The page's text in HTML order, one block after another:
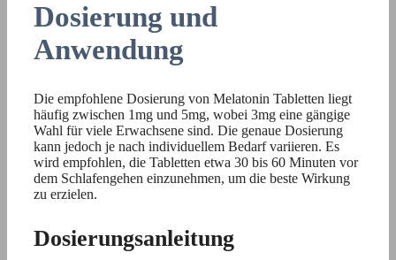
Dosierung und
Anwendung
Die empfohlene Dosierung von Melatonin Tabletten liegt
häufig zwischen 1mg und 5mg, wobei 3mg eine gängige
Wahl für viele Erwachsene sind. Die genaue Dosierung
kann jedoch je nach individuellem Bedarf variieren. Es
wird empfohlen, die Tabletten etwa 30 bis 60 Minuten vor
dem Schlafengehen einzunehmen, um die beste Wirkung
zu erzielen.
Dosierungsanleitung